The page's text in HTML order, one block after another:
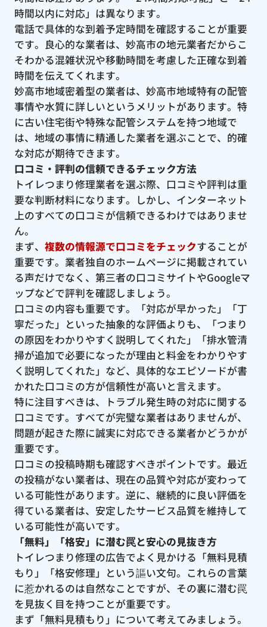
時間以内に対応」は異なります。
電話で具体的な到着予定時間を確認することが重要
です。良心的な業者は、妙高市の地元業者だからこ
そわかる混雑状況や移動時間を考慮した正確な到着
時間を伝えてくれます。
妙高市地域密着型の業者は、妙高市地域特有の配管
事情や水質に詳しいというメリットがあります。特
に古い住宅街や特殊な配管システムを持つ地域で
は、地域の事情に精通した業者を選ぶことで、的確
な対応が期待できます。
口コミ・評判の信頼できるチェック方法
トイレつまり修理業者を選ぶ際、口コミや評判は重
要な判断材料になります。しかし、インターネット
上のすべての口コミが信頼できるわけではありませ
ん。
まず、 複数の情報源で口コミをチェックすることが
重要です。業者独自のホームページに掲載されてい
る声だけでなく、第三者の口コミサイトやGoogleマ
ップなどで評判を確認しましょう。
口コミの内容も重要です。「対応が早かった」「丁
寧だった」といった抽象的な評価よりも、「つまり
の原因をわかりやすく説明してくれた」「排水管清
掃が追加で必要になったが理由と料金をわかりやす
く説明してくれた」など、具体的なエピソードが書
かれた口コミの方が信頼性が高いと言えます。
特に注目すべきは、トラブル発生時の対応に関する
口コミです。すべてが完璧な業者はありませんが、
問題が起きた際に誠実に対応できる業者かどうかが
重要です。
口コミの投稿時期も確認すべきポイントです。最近
の投稿がない業者は、現在の品質や対応が変わって
いる可能性があります。逆に、継続的に良い評価を
得ている業者は、安定したサービス品質を維持して
いる可能性が高いです。
「無料」「格安」に潜む罠と安心の見抜き方
トイレつまり修理の広告でよく見かける「無料見積
もり」「格安修理」という謳い文句。これらの言葉
に惹かれるのは自然なことですが、その裏に潜む罠
を見抜く目を持つことが重要です。
まず「無料見積もり」について考えてみましょう。